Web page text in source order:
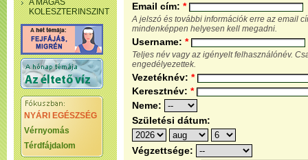
A MAGAS
KOLESZTERINSZINT
NYÁRI EGÉSZSÉG
Vérnyomás
Térdfájdalom
Email cím: *
A jelszó és további információk erre az email
mindenképpen helyesen kell megadni.
Username: *
Teljes név vagy az igényelt felhasználónév.
engedélyezettek.
Vezetéknév: *
Keresztnév: *
Neme:
Születési dátum:
Végzettsége: